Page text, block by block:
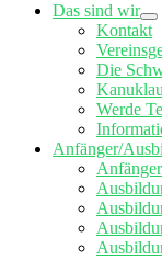
Das sind wir
Kontakt
Die
Werde
Anfänger/